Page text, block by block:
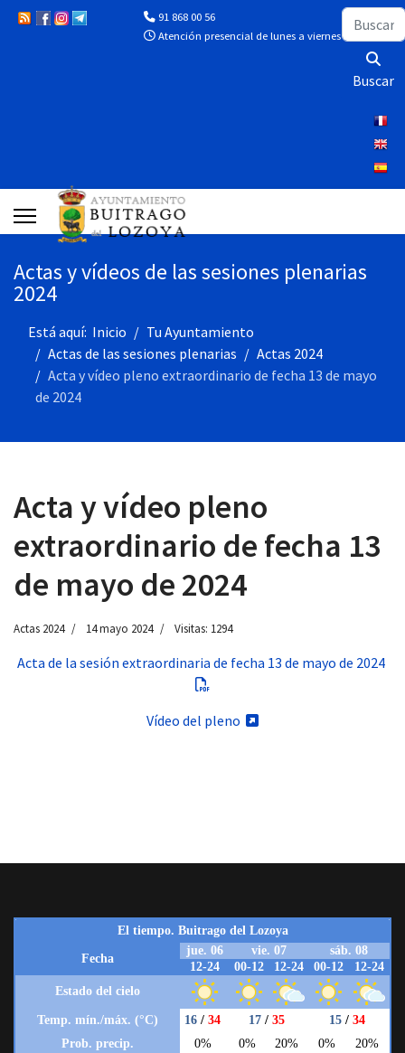
91 868 00 56
Atención presencial de lunes a viernes de 10:00 a
Buscar
Buscar
Actas y vídeos de las sesiones plenarias
2024
Está aquí: Inicio
Tu Ayuntamiento
Actas de las sesiones plenarias
Actas 2024
Acta y vídeo pleno extraordinario de fecha 13 de mayo
de 2024
Acta y vídeo pleno
extraordinario de fecha 13
de mayo de 2024
Actas 2024 14 mayo 2024 Visitas: 1294
Acta de la sesión extraordinaria de fecha 13 de mayo de 2024
Vídeo del pleno